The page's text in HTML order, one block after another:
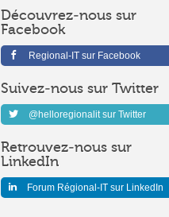
Découvrez-nous sur
Facebook
Regional-IT sur Facebook
Suivez-nous sur Twitter
@helloregionalit sur Twitter
Retrouvez-nous sur
LinkedIn
Forum Régional-IT sur LinkedIn